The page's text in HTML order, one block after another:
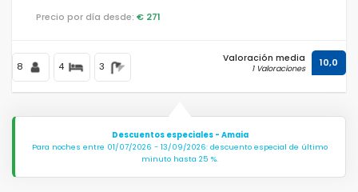
Precio por día desde: € 271
8 4 3
Valoración media
1 Valoraciones 10,0
Descuentos especiales - Amaia
Para noches entre 01/07/2026 - 13/09/2026: descuento especial de último
minuto hasta 25 %.